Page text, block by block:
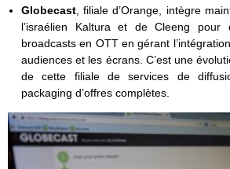
Globecast, filiale d’Orange, intègre
l’israélien Kaltura et de Cleeng pour
broadcasts en OTT en gérant
audiences et les écrans. C’est une
de cette filiale de services de
packaging d’offres complètes.